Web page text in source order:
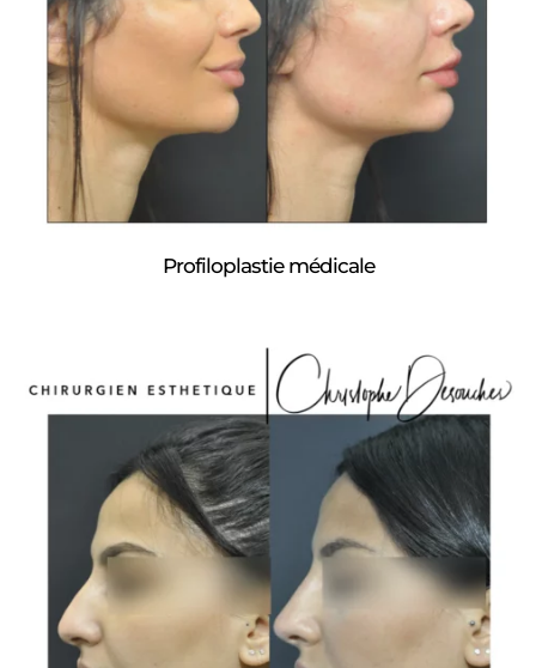
Profiloplastie médicale